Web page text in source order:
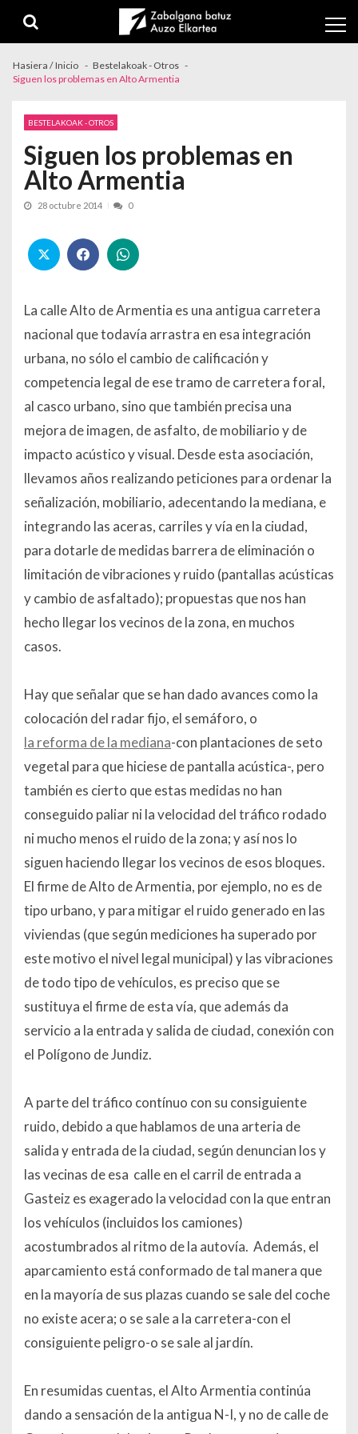
Hasiera / Inicio
Bestelakoak - Otros
Siguen los problemas en Alto Armentia
BESTELAKOAK - OTROS
Siguen los problemas en
Alto Armentia
28 octubre 2014 0
La calle Alto de Armentia es una antigua carretera
nacional que todavía arrastra en esa integración
urbana, no sólo el cambio de calificación y
competencia legal de ese tramo de carretera foral,
al casco urbano, sino que también precisa una
mejora de imagen, de asfalto, de mobiliario y de
impacto acústico y visual. Desde esta asociación,
llevamos años realizando peticiones para ordenar la
señalización, mobiliario, adecentando la mediana, e
integrando las aceras, carriles y vía en la ciudad,
para dotarle de medidas barrera de eliminación o
limitación de vibraciones y ruido (pantallas acústicas
y cambio de asfaltado); propuestas que nos han
hecho llegar los vecinos de la zona, en muchos
casos.
Hay que señalar que se han dado avances como la
colocación del radar fijo, el semáforo, o
la reforma de la mediana-con plantaciones de seto
vegetal para que hiciese de pantalla acústica-, pero
también es cierto que estas medidas no han
conseguido paliar ni la velocidad del tráfico rodado
ni mucho menos el ruido de la zona; y así nos lo
siguen haciendo llegar los vecinos de esos bloques.
El firme de Alto de Armentia, por ejemplo, no es de
tipo urbano, y para mitigar el ruido generado en las
viviendas (que según mediciones ha superado por
este motivo el nivel legal municipal) y las vibraciones
de todo tipo de vehículos, es preciso que se
sustituya el firme de esta vía, que además da
servicio a la entrada y salida de ciudad, conexión con
el Polígono de Jundiz.
A parte del tráfico contínuo con su consiguiente
ruido, debido a que hablamos de una arteria de
salida y entrada de la ciudad, según denuncian los y
las vecinas de esa calle en el carril de entrada a
Gasteiz es exagerado la velocidad con la que entran
los vehículos (incluidos los camiones)
acostumbrados al ritmo de la autovía. Además, el
aparcamiento está conformado de tal manera que
en la mayoría de sus plazas cuando se sale del coche
no existe acera; o se sale a la carretera-con el
consiguiente peligro-o se sale al jardín.
En resumidas cuentas, el Alto Armentia continúa
dando a sensación de la antigua N-I, y no de calle de